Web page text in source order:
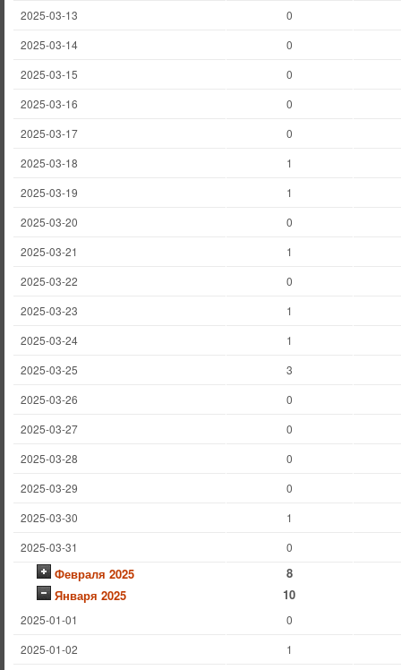
2025-03-13
0
2025-03-14
0
2025-03-15
0
2025-03-16
0
2025-03-17
0
2025-03-18
1
2025-03-19
1
2025-03-20
0
2025-03-21
1
2025-03-22
0
2025-03-23
1
2025-03-24
1
2025-03-25
3
2025-03-26
0
2025-03-27
0
2025-03-28
0
2025-03-29
0
2025-03-30
1
2025-03-31
0
Февраля 2025
8
Января 2025
10
2025-01-01
0
2025-01-02
1